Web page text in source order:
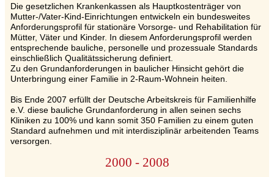
Die gesetzlichen Krankenkassen als Hauptkostenträger von
Mutter-/Vater-Kind-Einrichtungen entwickeln ein bundesweites
Anforderungsprofil für stationäre Vorsorge- und Rehabilitation für
Mütter, Väter und Kinder. In diesem Anforderungsprofil werden
entsprechende bauliche, personelle und prozessuale Standards
einschließlich Qualitätssicherung definiert.
Zu den Grundanforderungen in baulicher Hinsicht gehört die
Unterbringung einer Familie in 2-Raum-Wohnein heiten.
Bis Ende 2007 erfüllt der Deutsche Arbeitskreis für Familienhilfe
e.V. diese bauliche Grundanforderung in allen seinen sechs
Kliniken zu 100% und kann somit 350 Familien zu einem guten
Standard aufnehmen und mit interdisziplinär arbeitenden Teams
versorgen.
2000 - 2008